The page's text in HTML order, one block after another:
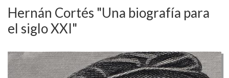
Hernán Cortés "Una biografía para
el siglo XXI"